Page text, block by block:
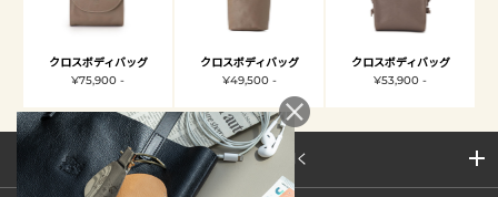
クロスボディバッグ
¥75,900 -
クロスボディバッグ
¥49,500 -
クロスボディバッグ
¥53,900 -
サイトマップを開く